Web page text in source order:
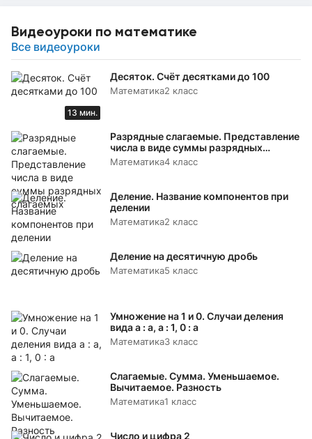
Видеоуроки по математике
Все видеоуроки
13 мин.
Десяток. Счёт десятками до 100
Математика2 класс
Разрядные слагаемые. Представление
числа в виде суммы разрядных
слагаемых
Математика4 класс
Деление. Название компонентов при
делении
Математика2 класс
Деление на десятичную дробь
Математика5 класс
Умножение на 1 и 0. Случаи деления
вида а : а, а : 1, 0 : а
Математика3 класс
Слагаемые. Сумма. Уменьшаемое.
Вычитаемое. Разность
Математика1 класс
Число и цифра 2